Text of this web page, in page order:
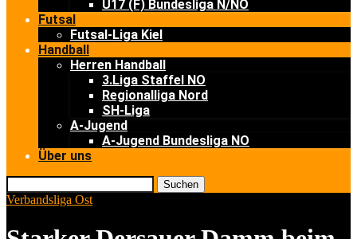
U17 (F) Bundesliga N/NO
Futsal
Futsal-Liga Kiel
Handball
Herren Handball
3.Liga Staffel NO
Regionalliga Nord
SH-Liga
A-Jugend
A-Jugend Bundesliga NO
Über uns
Suchen
Verbandsliga Ost